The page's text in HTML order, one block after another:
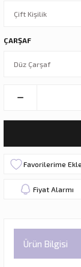
ÇARŞAF
Fiyat Alarmı
Ürün Bilgisi